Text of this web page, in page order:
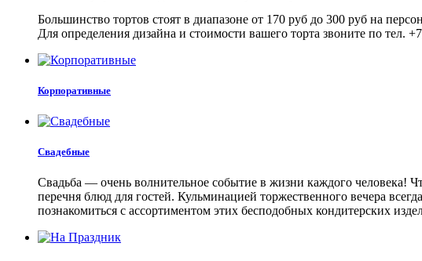
Большинство тортов стоят в диапазоне от 170 руб до 300 руб на
Для определения дизайна и стоимости вашего торта звоните по тел.
Корпоративные
Свадебные
Свадьба — очень волнительное событие в жизни каждого человека!
перечня блюд для гостей. Кульминацией торжественного вечера
познакомиться с ассортиментом этих бесподобных кондитерских